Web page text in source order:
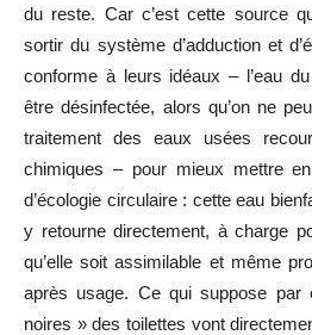
du reste. Car c’est cette source
sortir du système d’adduction et
conforme à leurs idéaux – l’eau
être désinfectée, alors qu’on ne
traitement des eaux usées
chimiques – pour mieux mettre
d’écologie circulaire : cette eau
y retourne directement, à charge
qu’elle soit assimilable et même
après usage. Ce qui suppose par
noires » des toilettes vont